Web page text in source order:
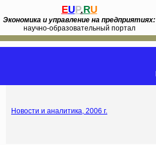
EUP.RU
Экономика и управление на предприятиях:
научно-образовательный портал
Новости и аналитика, 2006 г.